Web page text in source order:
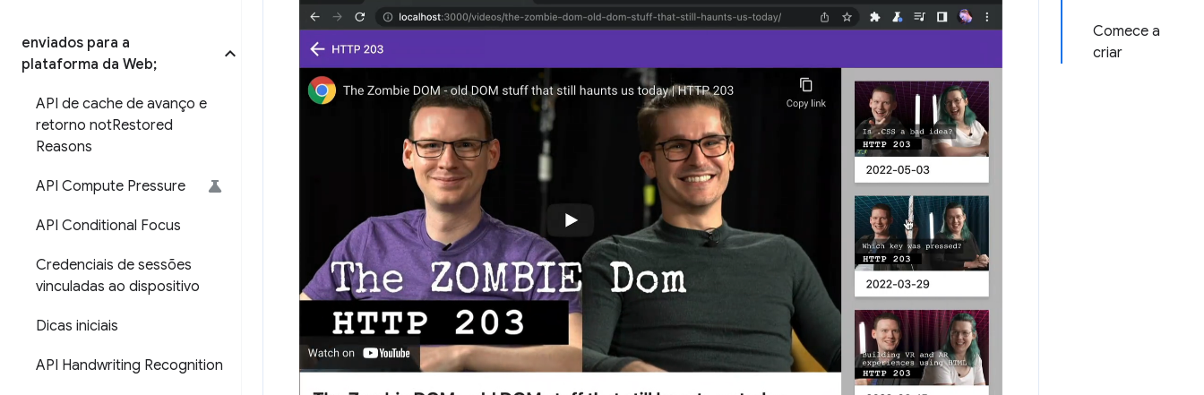
enviados para a
plataforma da Web;
API de cache de avanço e
retorno notRestored
Reasons
API Compute Pressure
API Conditional Focus
Credenciais de sessões
vinculadas ao dispositivo
Dicas iniciais
API Handwriting Recognition
Comece a
criar